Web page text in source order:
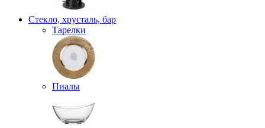
Стекло, хрусталь, бар
Тарелки
Пиалы